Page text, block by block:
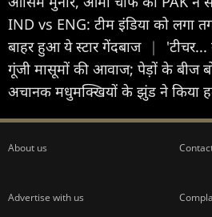
IND vs ENG: टीम इंडिया को लगा
बाहर हुआ ये स्टार गेंदबाज |
गूंजी मासूमों की आवाज; पेड़ों के बीज
अचानक मधुमक्खियों के झुंड ने किया
About us
Advertise with us